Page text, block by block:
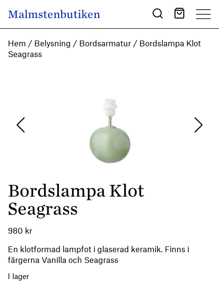
Main Navigation
Malmstenbutiken
Hem / Belysning / Bordsarmatur / Bordslampa Klot
Seagrass
Bordslampa Klot
Seagrass
980 kr
En klotformad lampfot i glaserad keramik. Finns i
färgerna Vanilla och Seagrass
I lager